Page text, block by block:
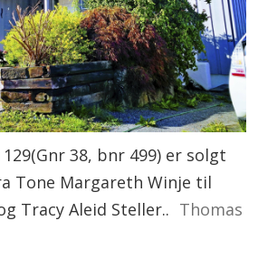
129(Gnr 38, bnr 499) er solgt
Tone Margareth Winje til
Tracy Aleid Steller.. Thomas